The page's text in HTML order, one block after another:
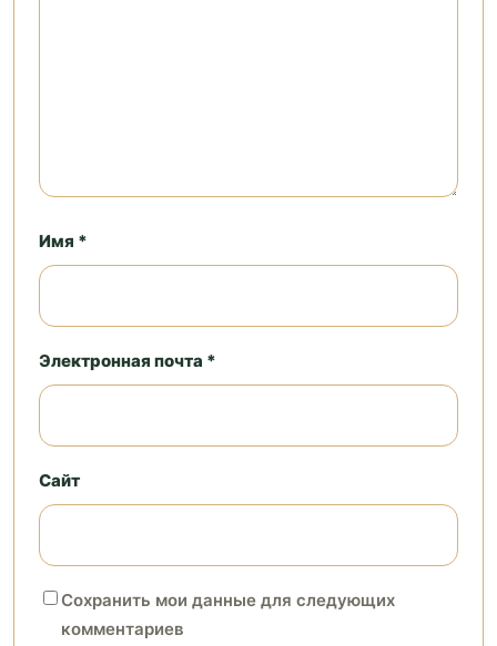
Имя *
Электронная почта *
Сайт
Сохранить мои данные для следующих
комментариев